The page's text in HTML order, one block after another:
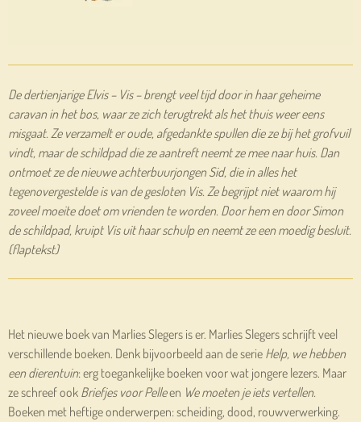
De dertienjarige Elvis – Vis – brengt veel tijd door in haar geheime
caravan in het bos, waar ze zich terugtrekt als het thuis weer eens
misgaat. Ze verzamelt er oude, afgedankte spullen die ze bij het grofvuil
vindt, maar de schildpad die ze aantreft neemt ze mee naar huis. Dan
ontmoet ze de nieuwe achterbuurjongen Sid, die in alles het
tegenovergestelde is van de gesloten Vis. Ze begrijpt niet waarom hij
zoveel moeite doet om vrienden te worden. Door hem en door Simon
de schildpad, kruipt Vis uit haar schulp en neemt ze een moedig besluit.
(flaptekst)
Het nieuwe boek van Marlies Slegers is er. Marlies Slegers schrijft veel
verschillende boeken. Denk bijvoorbeeld aan de serie Help, we hebben
een dierentuin: erg toegankelijke boeken voor wat jongere lezers. Maar
ze schreef ook Briefjes voor Pelleen We moeten je iets vertellen.
Boeken met heftige onderwerpen: scheiding, dood, rouwverwerking.